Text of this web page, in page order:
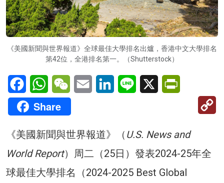
《美國新聞與世界報道》全球最佳大學排名出爐，香港中文大學排名
第42位，全港排名第一。（Shutterstock）
FacebookWhatsAppWeChatEmail LinkedInLine X
Share
《美國新聞與世界報道》（ U.S. News and
World Report）周二（25日）發表2024-25年全
球最佳大學排名（2024-2025 Best Global